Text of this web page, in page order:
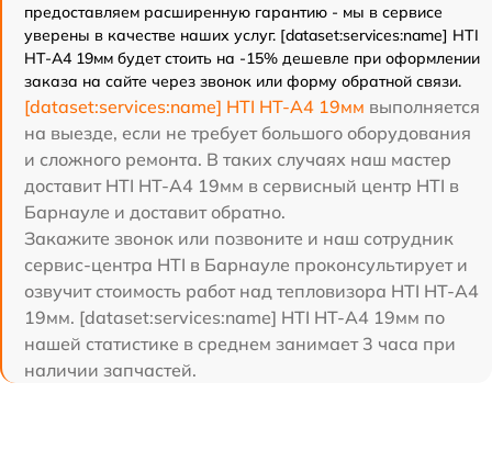
предоставляем расширенную гарантию - мы в сервисе
уверены в качестве наших услуг. [dataset:services:name] HTI
HT-A4 19мм будет стоить на -15% дешевле при оформлении
заказа на сайте через звонок или форму обратной связи.
[dataset:services:name] HTI HT-A4 19мм выполняется
на выезде, если не требует большого оборудования
и сложного ремонта. В таких случаях наш мастер
доставит HTI HT-A4 19мм в сервисный центр HTI в
Барнауле и доставит обратно.
Закажите звонок или позвоните и наш сотрудник
сервис-центра HTI в Барнауле проконсультирует и
озвучит стоимость работ над тепловизора HTI HT-A4
19мм. [dataset:services:name] HTI HT-A4 19мм по
нашей статистике в среднем занимает 3 часа при
наличии запчастей.